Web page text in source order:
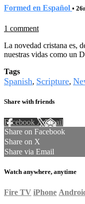
Formed en Español •
1 comment
La novedad cristana es,
nuestras vidas como un
Tags
Spanish, Scripture,
Share with friends
Facebook XEmail
Share on Facebook
Share on X
Share via Email
Watch anywhere, anytime
Fire TV iPhone